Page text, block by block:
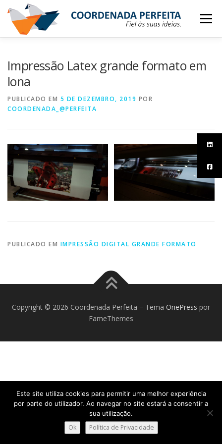
para
conteúdo
Menu
Impressão Latex grande formato em
lona
PUBLICADO EM 5 DE DEZEMBRO, 2019 POR
COORDENADA_@PERFEITA
PUBLICADO EM IMPRESSÃO DIGITAL GRANDE FORMATO
Copyright © 2026 Coordenada Perfeita – Tema OnePress por
FameThemes
Este site utiliza cookies para permitir uma melhor experiência
por parte do utilizador. Ao navegar no site estará a consentir a
sua utilização.
Ok Política de Privacidade